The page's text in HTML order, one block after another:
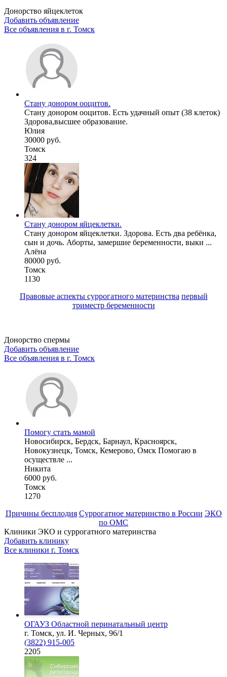
Донорство яйцеклеток
Добавить объявление
Все объявления в г. Томск
Стану донором ооцитов.
Стану донором ооцитов. Есть удачный опыт (38 клеток)
Здорова,высшее образование.
Юлия
30000 руб.
Томск
324
Стану донором яйцеклетки.
Стану донором яйцеклетки. Здорова. Есть два ребёнка,
сын и дочь. Аборты, замершие беременности, выки ...
Алёна
80000 руб.
Томск
1130
Правовые аспекты суррогатного материнства первый
триместр беременности
Донорство спермы
Добавить объявление
Все объявления в г. Томск
Помогу стать мамой
Новосибирск, Бердск, Барнаул, Красноярск,
Новокузнецк, Томск, Кемерово, Омск Помогаю в
осуществле ...
Никита
6000 руб.
Томск
1270
Причины бесплодия Суррогатное материнство в России ЭКО
по ОМС
Клиники ЭКО и суррогатного материнства
Добавить клинику
Все клиники г. Томск
ОГАУЗ Областной перинатальный центр
г. Томск, ул. И. Черных, 96/1
(3822) 915-005
2205